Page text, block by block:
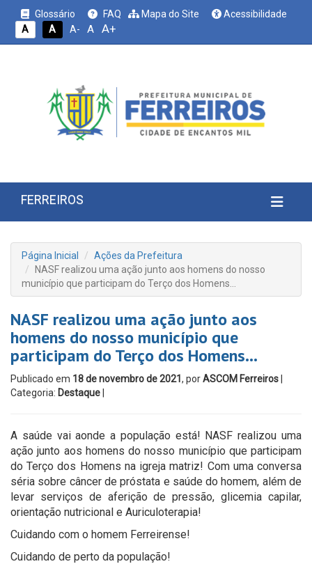
Glossário FAQ Mapa do Site
Acessibilidade
A
A A- A A+
FERREIROS
Página Inicial
Ações da Prefeitura
NASF realizou uma ação junto aos homens do nosso
município que participam do Terço dos Homens…
NASF realizou uma ação junto aos
homens do nosso município que
participam do Terço dos Homens…
Publicado em 18 de novembro de 2021 , porASCOM Ferreiros
Categoria: Destaque
A saúde vai aonde a população está! NASF realizou uma
ação junto aos homens do nosso município que participam
do Terço dos Homens na igreja matriz! Com uma conversa
séria sobre câncer de próstata e saúde do homem, além de
levar serviços de aferição de pressão, glicemia capilar,
orientação nutricional e Auriculoterapia!
Cuidando com o homem Ferreirense!
Cuidando de perto da população!